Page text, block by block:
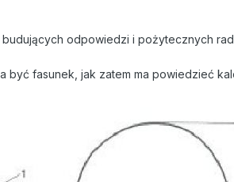
odpowiedzi i pożytecznych
być fasunek, jak zatem ma powiedzieć